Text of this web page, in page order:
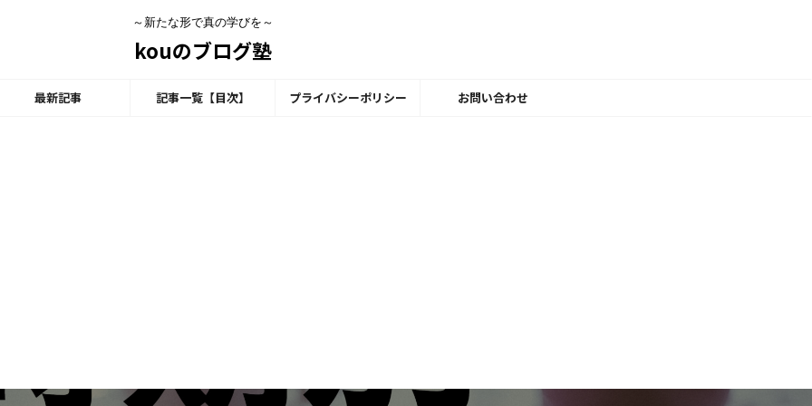
～新たな形で真の学びを～
kouのブログ塾
最新記事 記事一覧【目次】 プライバシーポリシー お問い合わせ